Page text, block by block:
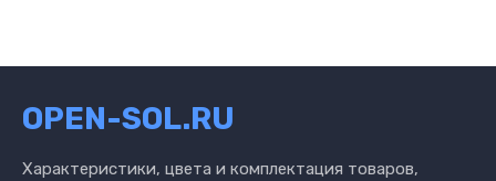
OPEN-SOL.RU
Характеристики, цвета и комплектация товаров,